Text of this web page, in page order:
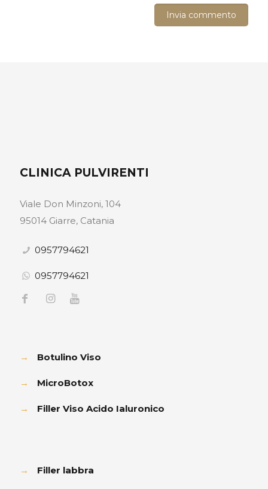
CLINICA PULVIRENTI
Viale Don Minzoni, 104
95014 Giarre, Catania
0957794621
0957794621
→ Botulino Viso
→ MicroBotox
→ Filler Viso Acido Ialuronico
→ Filler labbra